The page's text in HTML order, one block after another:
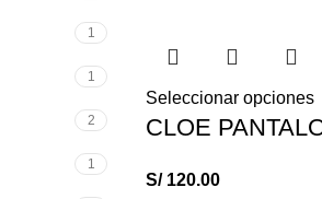
1
1
2
1
Seleccionar opciones
CLOE
S/120.00